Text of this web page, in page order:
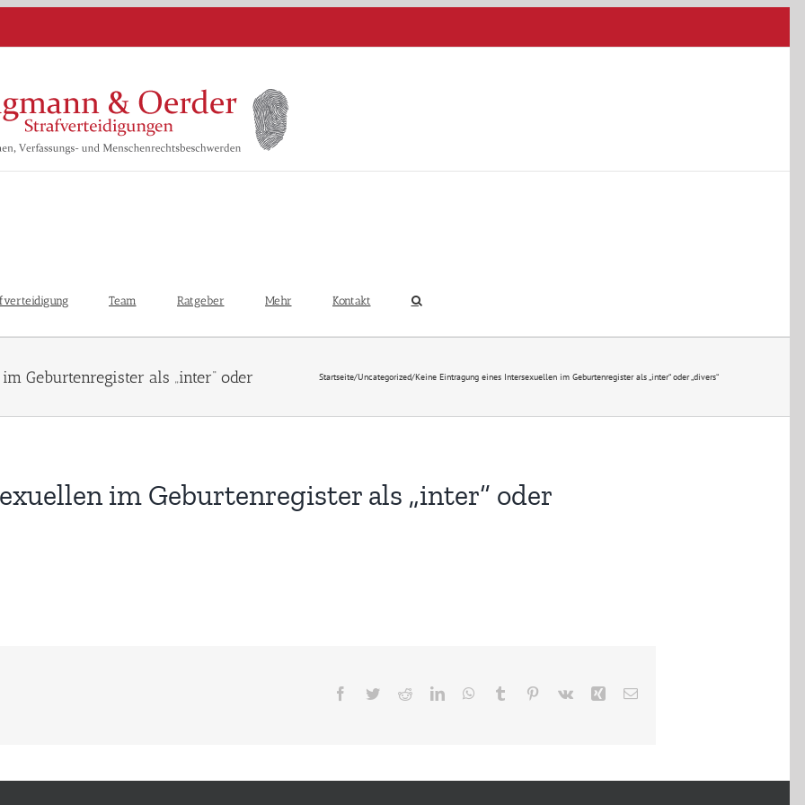
Team Ratgeber Mehr Kontakt
Startseite/Uncategorized/Keine Eintragung eines Intersexuellen im Geburtenregister als „inter“ oder „divers“
im Geburtenregister als „inter“ oder
Facebook
TwitterRedditLinkedInWhatsApp
Tumblr Pinterest
Vk Xing E-